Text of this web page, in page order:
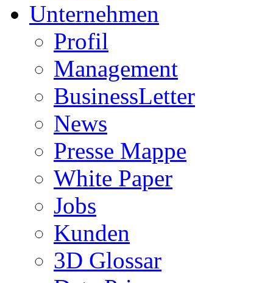
Unternehmen
Profil
Management
BusinessLetter
News
Presse Mappe
White Paper
Jobs
Kunden
3D Glossar